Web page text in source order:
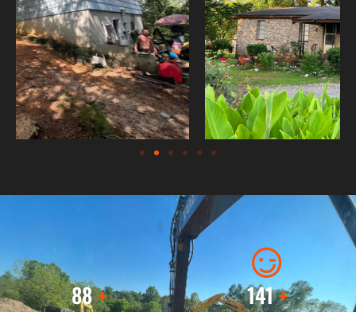
116+ 185+